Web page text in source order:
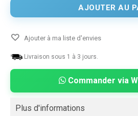
AJOUTER AU
Ajouter à ma liste d'envies
Livraison sous 1 à 3 jours.
Commander via
Plus d'informations